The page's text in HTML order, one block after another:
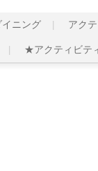
イニング アク
★アクティビテ